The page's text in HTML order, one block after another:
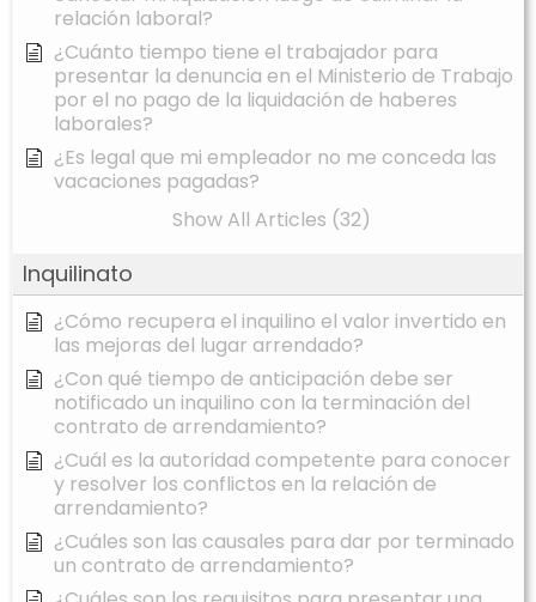
relación laboral?
¿Cuánto tiempo tiene el trabajador para
presentar la denuncia en el Ministerio de Trabajo
por el no pago de la liquidación de haberes
laborales?
¿Es legal que mi empleador no me conceda las
vacaciones pagadas?
Show All Articles (32)
Inquilinato
¿Cómo recupera el inquilino el valor invertido en
las mejoras del lugar arrendado?
¿Con qué tiempo de anticipación debe ser
notificado un inquilino con la terminación del
contrato de arrendamiento?
¿Cuál es la autoridad competente para conocer
y resolver los conflictos en la relación de
arrendamiento?
¿Cuáles son las causales para dar por terminado
un contrato de arrendamiento?